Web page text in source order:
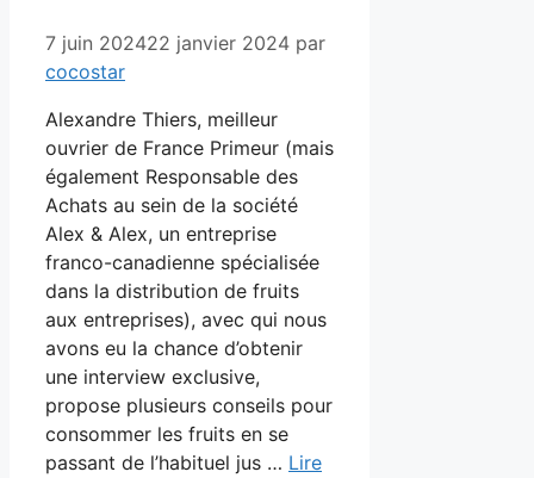
7 juin 202422 janvier 2024 par
cocostar
Alexandre Thiers, meilleur
ouvrier de France Primeur (mais
également Responsable des
Achats au sein de la société
Alex & Alex, un entreprise
franco-canadienne spécialisée
dans la distribution de fruits
aux entreprises), avec qui nous
avons eu la chance d’obtenir
une interview exclusive,
propose plusieurs conseils pour
consommer les fruits en se
passant de l’habituel jus … Lire